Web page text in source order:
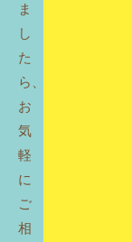
ま
し
た
ら、
お
気
軽
に
ご
相